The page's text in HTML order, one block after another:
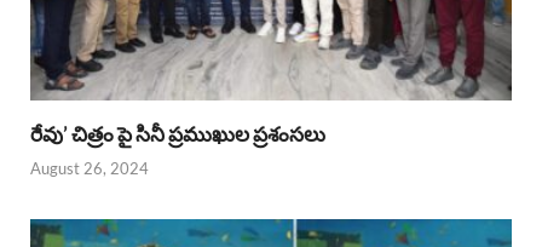
రేవు’ చిత్రం పై సినీ ప్రముఖుల ప్రశంసలు
August 26, 2024